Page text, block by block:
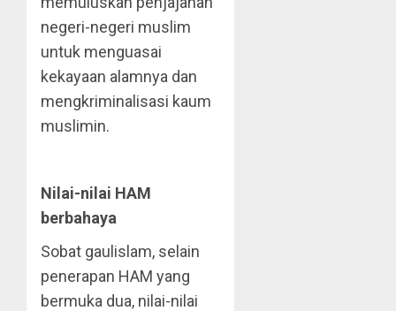
negeri-negeri muslim
untuk menguasai
kekayaan alamnya dan
mengkriminalisasi kaum
muslimin.
Nilai-nilai HAM
berbahaya
Sobat gaulislam, selain
penerapan HAM yang
bermuka dua, nilai-nilai